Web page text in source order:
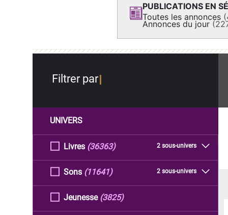
PUBLICATIONS EN
Toutes les annonces
Annonces du jour
Filtrer par
UNIVERS
Livres 2 sous-univers
(36363)
Sons 2 sous-univers
(11641)
Jeunesse (3825)